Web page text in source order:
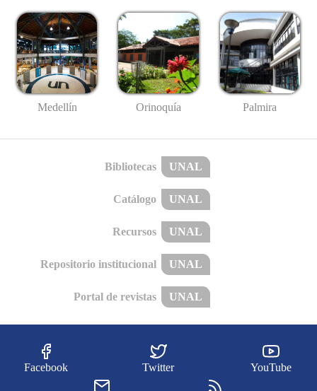
Medellín Orinoquía Palmira
Bibliotecas UNAL
Catálogo UNAL
Recursos UNAL
Repositorio institucional UNAL
Portal de revistas UNAL
Facebook Twitter YouTube